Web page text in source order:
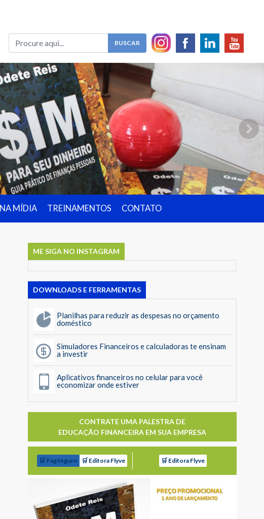
NA MÍDIA TREINAMENTOS CONTATO
ME SIGA NO INSTAGRAM
DOWNLOADS E FERRAMENTAS
Planilhas para reduzir as despesas no orçamento
doméstico
Simuladores Financeiros e calculadoras te ensinam
a investir
Aplicativos financeiros no celular para você
economizar onde estiver
CONTRATE UMA PALESTRA DE
EDUCAÇÃO FINANCEIRA EM SUA EMPRESA
🛒 PagSeguro 🛒 Editora Flyve 🛒 Editora Flyve